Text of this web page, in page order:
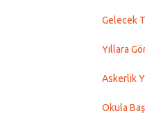
Gelecek
Yıllara
Askerlik
Okula